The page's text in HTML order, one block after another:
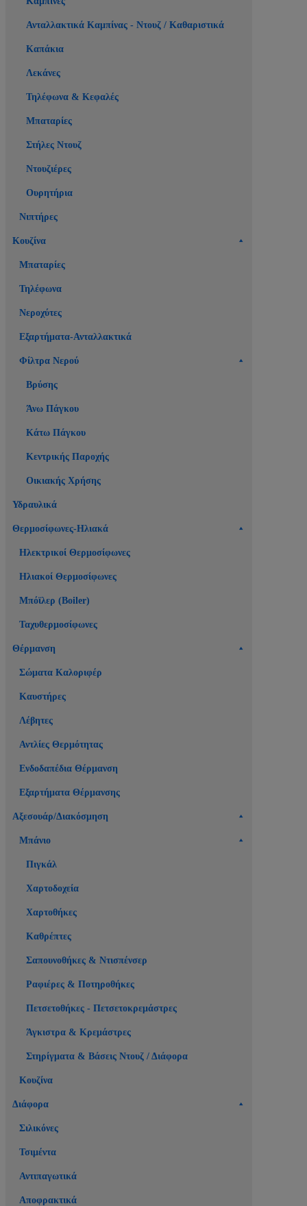
Ανταλλακτικά Καμπίνας - Ντουζ / Καθαριστικά
Καπάκια
Λεκάνες
Τηλέφωνα & Κεφαλές
Μπαταρίες
Στήλες Ντουζ
Ντουζιέρες
Ουρητήρια
Νιπτήρες
Κουζίνα
Μπαταρίες
Τηλέφωνα
Νεροχύτες
Εξαρτήματα-Ανταλλακτικά
Φίλτρα Νερού
Βρύσης
Άνω Πάγκου
Κάτω Πάγκου
Κεντρικής Παροχής
Οικιακής Χρήσης
Υδραυλικά
Θερμοσίφωνες-Ηλιακά
Ηλεκτρικοί Θερμοσίφωνες
Ηλιακοί Θερμοσίφωνες
Μπόϊλερ (Boiler)
Ταχυθερμοσίφωνες
Θέρμανση
Σώματα Καλοριφέρ
Καυστήρες
Λέβητες
Αντλίες Θερμότητας
Ενδοδαπέδια Θέρμανση
Εξαρτήματα Θέρμανσης
Αξεσουάρ/Διακόσμηση
Μπάνιο
Πιγκάλ
Χαρτοδοχεία
Χαρτοθήκες
Καθρέπτες
Σαπουνοθήκες & Ντισπένσερ
Ραφιέρες & Ποτηροθήκες
Πετσετοθήκες - Πετσετοκρεμάστρες
Άγκιστρα & Κρεμάστρες
Στηρίγματα & Βάσεις Ντουζ / Διάφορα
Κουζίνα
Διάφορα
Σιλικόνες
Τσιμέντα
Αντιπαγωτικά
Αποφρακτικά